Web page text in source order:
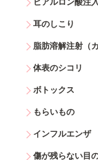
ヒアルロン酸注入
耳のしこり
脂肪溶解注射（
体表のシコリ
ボトックス
もらいもの
インフルエンザ
傷が残らない目